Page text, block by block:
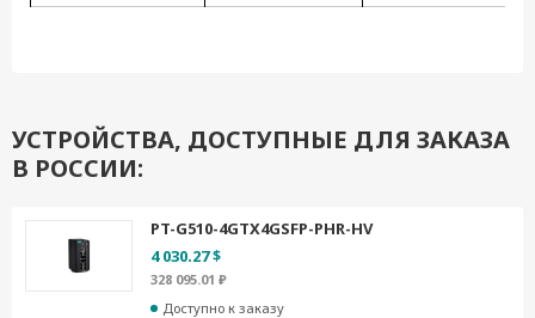
УСТРОЙСТВА, ДОСТУПНЫЕ ДЛЯ ЗАКАЗА
В РОССИИ:
PT-G510-4GTX4GSFP-PHR-HV
4 030.27 $
328 095.01 ₽
Доступно к заказу